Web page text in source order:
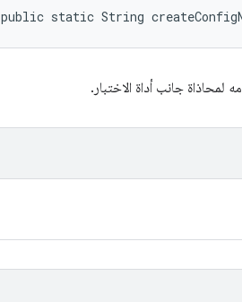
public static String